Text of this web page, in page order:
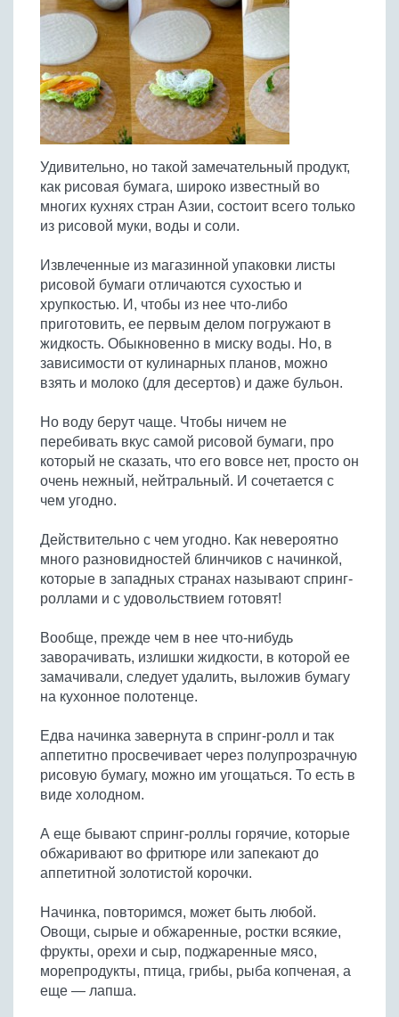
Из яиц и другие
Холодные супы
Супы-пюре
Молочные супы
Сладкие супы
Отварное мясо
Запеченное мясо
Тушеное мясо
Из мясного фарша
Из субпродуктов
Жареная рыба
Отварная и паровая
Запеченная рыба
Тушеная рыба
Из рыбного фарша
Морепродукты
Суши и роллы
Вся птица
Жареная птица
Отварная птица
Запеченная птица
Тушеная птица
Из фарша птицы
Из субпродуктов птицы
Все овощи
Жареные овощи
Отварные овощи
Запеченные овощи
Выпечка
Вся выпечка
Торты и пирожные
Пироги и пирожки
Кексы и маффины
Печенье и булочки
Пиццы
Кремы
Соусы
Все соусы
Соусы к мясу
Соусы к рыбе
Соусы к овощам
Другие соусы
Все напитки
Алкогольные напитки
Заготовки
Все заготовки
Овощи
Грибы
Другие заготовки
Десерты
Конфеты и сладости
Десерты
Ещё...
Молочные продукты
Пельмени, вареники
Макароны
Грибы
Яйца
Крупы
Удивительно, но такой замечательный продукт,
как рисовая бумага, широко известный во
многих кухнях стран Азии, состоит всего только
из рисовой муки, воды и соли.
Извлеченные из магазинной упаковки листы
рисовой бумаги отличаются сухостью и
хрупкостью. И, чтобы из нее что-либо
приготовить, ее первым делом погружают в
жидкость. Обыкновенно в миску воды. Но, в
зависимости от кулинарных планов, можно
взять и молоко (для десертов) и даже бульон.
Но воду берут чаще. Чтобы ничем не
перебивать вкус самой рисовой бумаги, про
который не сказать, что его вовсе нет, просто он
очень нежный, нейтральный. И сочетается с
чем угодно.
Действительно с чем угодно. Как невероятно
много разновидностей блинчиков с начинкой,
которые в западных странах называют спринг-
роллами и с удовольствием готовят!
Вообще, прежде чем в нее что-нибудь
заворачивать, излишки жидкости, в которой ее
замачивали, следует удалить, выложив бумагу
на кухонное полотенце.
Едва начинка завернута в спринг-ролл и так
аппетитно просвечивает через полупрозрачную
рисовую бумагу, можно им угощаться. То есть в
виде холодном.
А еще бывают спринг-роллы горячие, которые
обжаривают во фритюре или запекают до
аппетитной золотистой корочки.
Начинка, повторимся, может быть любой.
Овощи, сырые и обжаренные, ростки всякие,
фрукты, орехи и сыр, поджаренные мясо,
морепродукты, птица, грибы, рыба копченая, а
еще — лапша.